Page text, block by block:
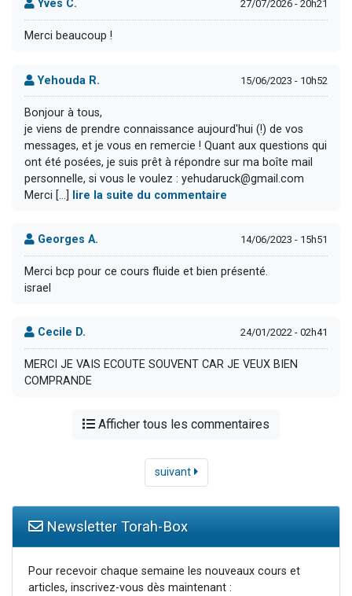
Yves C. 27/07/2026 - 20h21
Merci beaucoup !
Yehouda R. 15/06/2023 - 10h52
Bonjour à tous,
je viens de prendre connaissance aujourd'hui (!) de vos
messages, et je vous en remercie ! Quant aux questions qui
ont été posées, je suis prêt à répondre sur ma boîte mail
personnelle, si vous le voulez : yehudaruck@gmail.com
Merci [...]
lire la suite du commentaire
Georges A. 14/06/2023 - 15h51
Merci bcp pour ce cours fluide et bien présenté.
israel
Cecile D. 24/01/2022 - 02h41
MERCI JE VAIS ECOUTE SOUVENT CAR JE VEUX BIEN
COMPRANDE
Afficher tous les commentaires
suivant
Newsletter Torah-Box
Pour recevoir chaque semaine les nouveaux cours et
articles, inscrivez-vous dès maintenant :